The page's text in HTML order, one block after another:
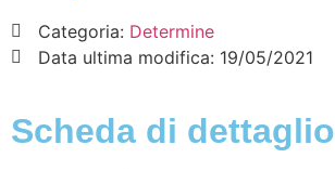
Categoria: Determine
Data ultima modifica: 19/05/2021
Scheda di dettaglio